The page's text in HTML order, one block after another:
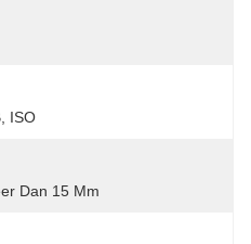
ISO
Dan 15 Mm